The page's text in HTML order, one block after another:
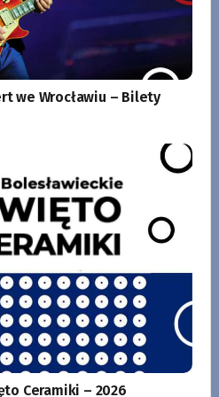
we Wrocławiu – Bilety
Ceramiki – 2026